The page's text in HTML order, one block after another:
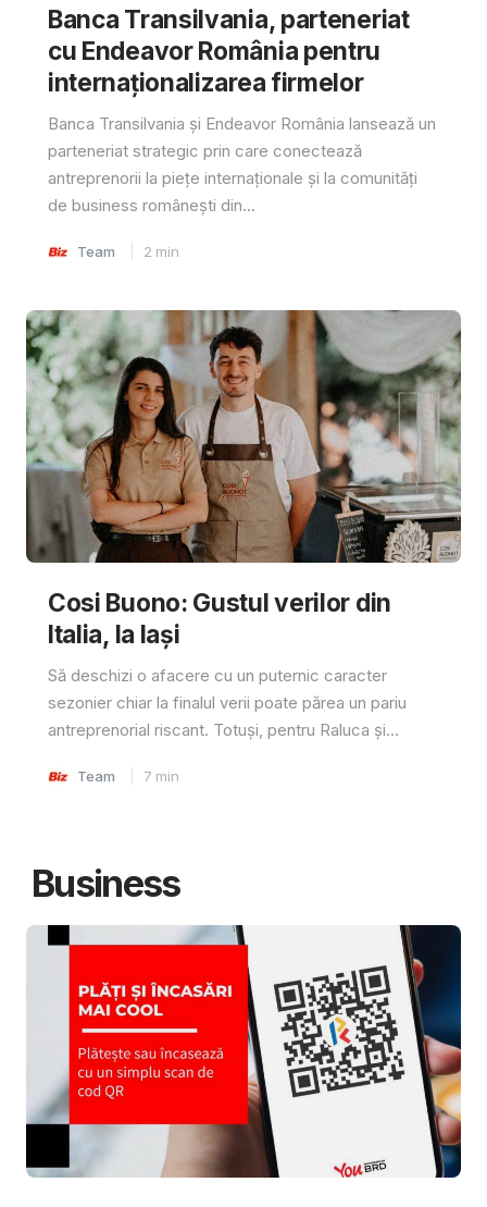
Banca Transilvania, parteneriat
cu Endeavor România pentru
internaționalizarea firmelor
Banca Transilvania și Endeavor România lansează un
parteneriat strategic prin care conectează
antreprenorii la piețe internaționale și la comunități
de business românești din...
Team 2 min
Cosi Buono: Gustul verilor din
Italia, la Iași
Să deschizi o afacere cu un puternic caracter
sezonier chiar la finalul verii poate părea un pariu
antreprenorial riscant. Totuși, pentru Raluca și...
Team 7 min
Business